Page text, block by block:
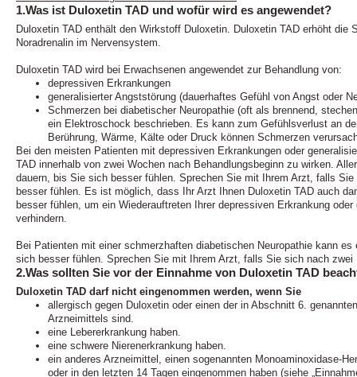
1.Was ist Duloxetin TAD und wofür wird es angewendet?
Duloxetin TAD enthält den Wirkstoff Duloxetin. Duloxetin TAD erhöht die
Noradrenalin im Nervensystem.
Duloxetin TAD wird bei Erwachsenen angewendet zur Behandlung von:
depressiven Erkrankungen
generalisierter Angststörung (dauerhaftes Gefühl von Angst oder
Schmerzen bei diabetischer Neuropathie (oft als brennend,
ein Elektroschock beschrieben. Es kann zum Gefühlsverlust an
Berührung, Wärme, Kälte oder Druck können Schmerzen
Bei den meisten Patienten mit depressiven Erkrankungen oder
TAD innerhalb von zwei Wochen nach Behandlungsbeginn zu wirken.
dauern, bis Sie sich besser fühlen. Sprechen Sie mit Ihrem Arzt, falls
besser fühlen. Es ist möglich, dass Ihr Arzt Ihnen Duloxetin TAD auch
besser fühlen, um ein Wiederauftreten Ihrer depressiven Erkrankung
verhindern.
Bei Patienten mit einer schmerzhaften diabetischen Neuropathie kann
sich besser fühlen. Sprechen Sie mit Ihrem Arzt, falls Sie sich nach
2.Was sollten Sie vor der Einnahme von Duloxetin TAD
Duloxetin TAD darf nicht eingenommen werden, wenn Sie
allergisch gegen Duloxetin oder einen der in Abschnitt 6.
Arzneimittels sind.
eine Lebererkrankung haben.
eine schwere Nierenerkrankung haben.
ein anderes Arzneimittel, einen sogenannten Monoaminoxidase-
oder in den letzten 14 Tagen eingenommen haben (siehe